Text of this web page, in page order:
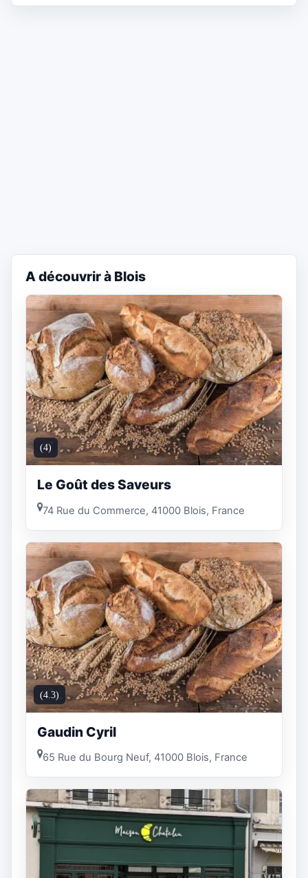
A découvrir à Blois
(4)
Le Goût des Saveurs
74 Rue du Commerce, 41000 Blois, France
(4.3)
Gaudin Cyril
65 Rue du Bourg Neuf, 41000 Blois, France